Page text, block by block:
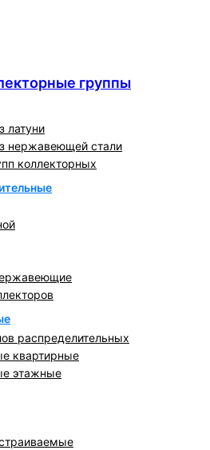
группы
латуни
нержавеющей стали
коллекторных
распределительных
квартирные
этажные